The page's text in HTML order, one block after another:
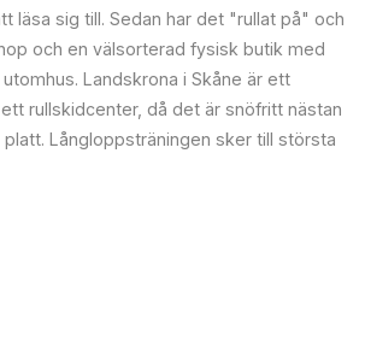
läsa sig till. Sedan har det "rullat på" och
och en välsorterad fysisk butik med
Landskrona i Skåne är ett
rullskidcenter, då det är snöfritt nästan
Långloppsträningen sker till största